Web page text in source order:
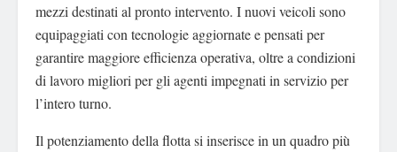
mezzi destinati al pronto intervento. I nuovi veicoli sono
equipaggiati con tecnologie aggiornate e pensati per
garantire maggiore efficienza operativa, oltre a condizioni
di lavoro migliori per gli agenti impegnati in servizio per
l’intero turno.
Il potenziamento della flotta si inserisce in un quadro più